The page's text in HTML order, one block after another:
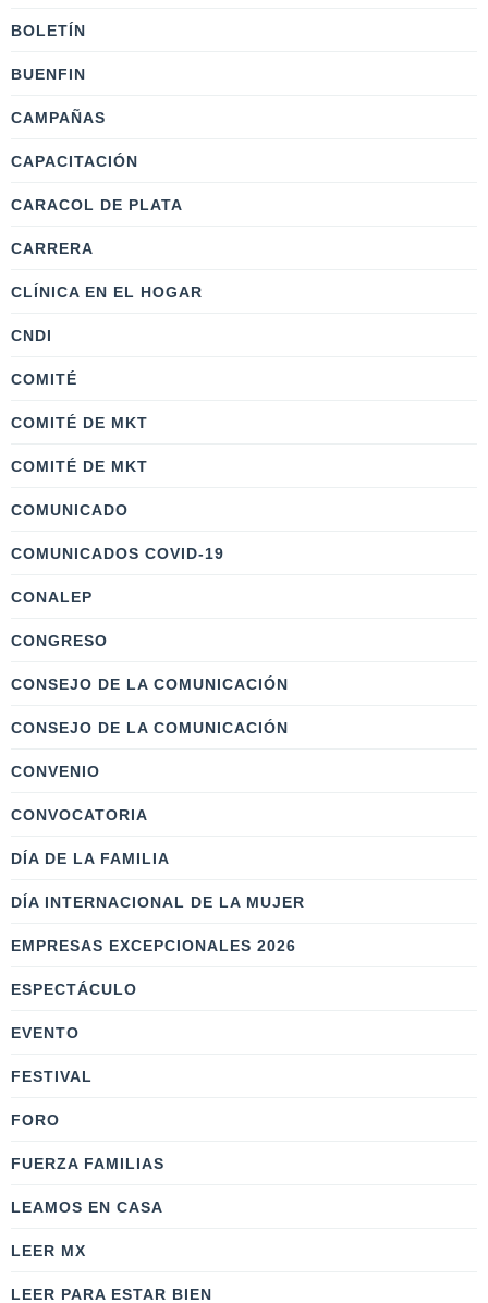
BOLETÍN
BUENFIN
CAMPAÑAS
CAPACITACIÓN
CARACOL DE PLATA
CARRERA
CLÍNICA EN EL HOGAR
CNDI
COMITÉ
COMITÉ DE MKT
COMITÉ DE MKT
COMUNICADO
COMUNICADOS COVID-19
CONALEP
CONGRESO
CONSEJO DE LA COMUNICACIÓN
CONSEJO DE LA COMUNICACIÓN
CONVENIO
CONVOCATORIA
DÍA DE LA FAMILIA
DÍA INTERNACIONAL DE LA MUJER
EMPRESAS EXCEPCIONALES 2026
ESPECTÁCULO
EVENTO
FESTIVAL
FORO
FUERZA FAMILIAS
LEAMOS EN CASA
LEER MX
LEER PARA ESTAR BIEN